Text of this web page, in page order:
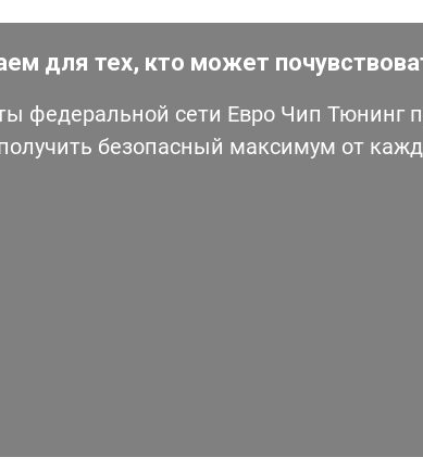
для тех, кто может
федеральной сети Евро Чип Тюнинг
безопасный максимум от